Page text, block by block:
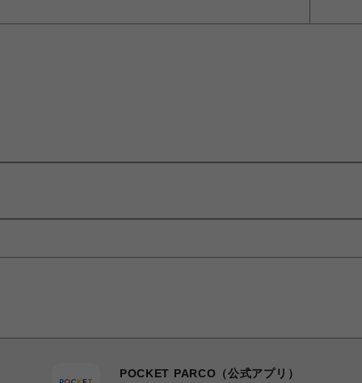
POCKET PARCO（公式アプリ）